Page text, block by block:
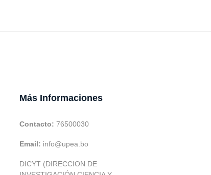
Más Informaciones
Contacto: 76500030
Email: info@upea.bo
DICYT (DIRECCION DE